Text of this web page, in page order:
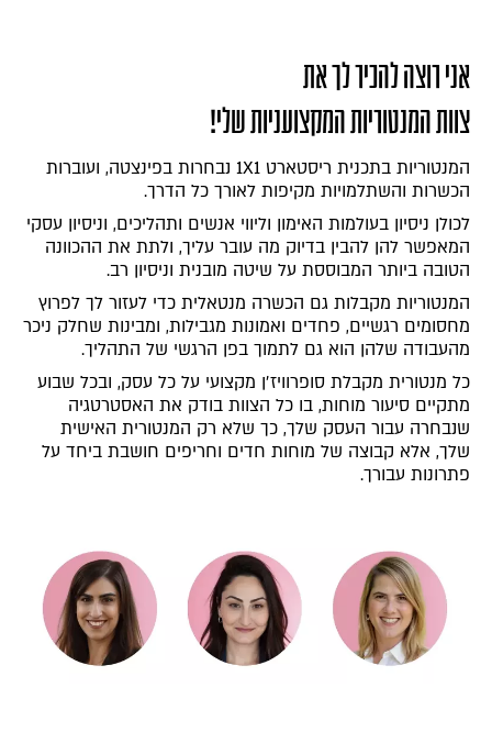
אני רוצה להכיר לך את
צוות המנטוריות המקצועניות שלי!
המנטוריות בתכנית ריסטארט 1X1 נבחרות בפינצטה, ועוברות
הכשרות והשתלמויות מקיפות לאורך כל הדרך.
לכולן ניסיון בעולמות האימון וליווי אנשים ותהליכים, וניסיון עסקי
המאפשר להן להבין בדיוק מה עובר עליך, ולתת את ההכוונה
הטובה ביותר המבוססת על שיטה מובנית וניסיון רב.
המנטוריות מקבלות גם הכשרה מנטאלית כדי לעזור לך לפרוץ
מחסומים רגשיים, פחדים ואמונות מגבילות, ומבינות שחלק ניכר
מהעבודה שלהן הוא גם לתמוך בפן הרגשי של התהליך.
כל מנטורית מקבלת סופרוויז׳ן מקצועי על כל עסק, ובכל שבוע
מתקיים סיעור מוחות, בו כל הצוות בודק את האסטרטגיה
שנבחרה עבור העסק שלך, כך שלא רק המנטורית האישית
שלך, אלא קבוצה של מוחות חדים וחריפים חושבת ביחד על
פתרונות עבורך.